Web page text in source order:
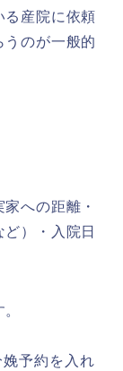
る産院に依頼
うのが一般的
への距離・
）・入院日
予約を入れ